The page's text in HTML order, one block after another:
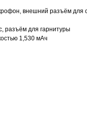
внешний разъём для
разъём для гарнитуры
1,530 мАч